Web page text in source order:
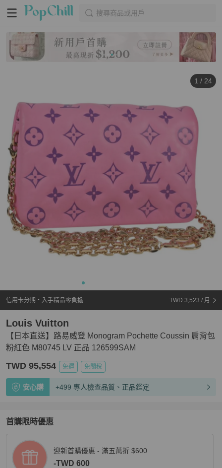
搜尋商品或用戶
1 / 24
信用卡分期・入手精品零負擔 TWD 3,523 / 月
【日本直送】路易威登 Monogram Pochette Coussin 肩背包
粉紅色 M80745 LV 正品 126599SAM
Louis Vuitton
TWD 95,554 免運 免關稅
安心購 +499 專人檢查品質、正品鑑定
首購限時優惠
迎新首購優惠 - 滿五萬折 $600
-TWD 600